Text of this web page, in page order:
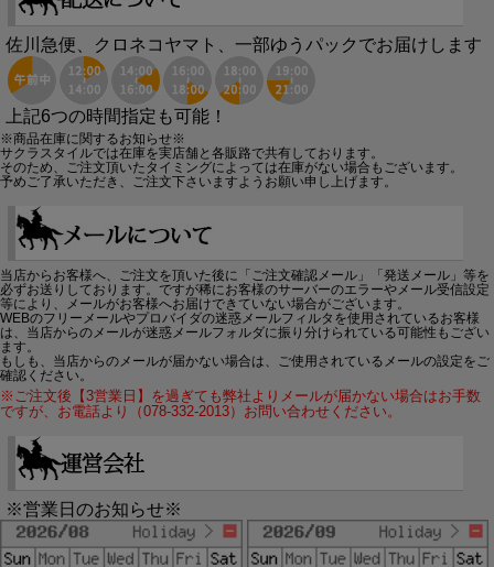
佐川急便、クロネコヤマト、一部ゆうパックでお届けします
上記6つの時間指定も可能！
※商品在庫に関するお知らせ※
サクラスタイルでは在庫を実店舗と各販路で共有しております。
そのため、ご注文頂いたタイミングによっては在庫がない場合もございます。
予めご了承いただき、ご注文下さいますようお願い申し上げます。
当店からお客様へ、ご注文を頂いた後に「ご注文確認メール」「発送メール」等を
必ずお送りしております。ですが稀にお客様のサーバーのエラーやメール受信設定
等により、メールがお客様へお届けできていない場合がございます。
WEBのフリーメールやプロバイダの迷惑メールフィルタを使用されているお客様
は、当店からのメールが迷惑メールフォルダに振り分けられている可能性もござい
ます。
もしも、当店からのメールが届かない場合は、ご使用されているメールの設定をご
確認ください。
※ご注文後【3営業日】を過ぎても弊社よりメールが届かない場合はお手数
ですが、お電話より（078-332-2013）お問い合わせください。
※営業日のお知らせ※